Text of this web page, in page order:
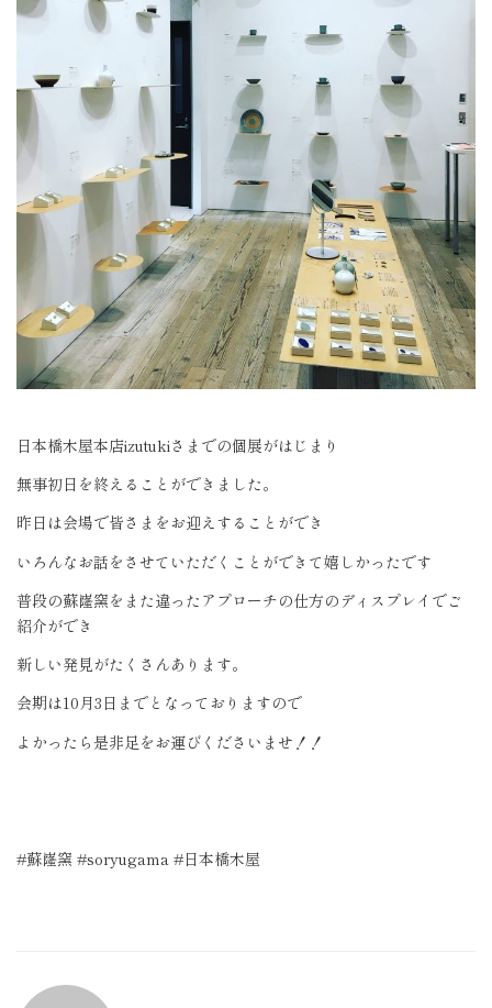
日本橋木屋本店izutukiさまでの個展がはじまり
無事初日を終えることができました。
昨日は会場で皆さまをお迎えすることができ
いろんなお話をさせていただくことができて嬉しかったです
普段の蘇嶐窯をまた違ったアプローチの仕方のディスプレイでご
紹介ができ
新しい発見がたくさんあります。
会期は10月3日までとなっておりますので
よかったら是非足をお運びくださいませ！！
#蘇嶐窯 #soryugama #日本橋木屋